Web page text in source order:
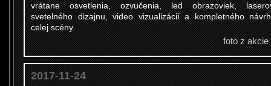
vrátane osvetlenia, ozvučenia, led obrazoviek,
svetelného dizajnu, video vizualizácií a kompletného
celej scény.
foto z akcie
2017-11-24